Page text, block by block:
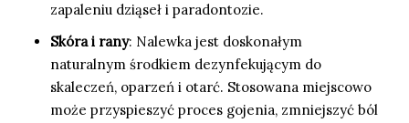
zapaleniu dziąseł i paradontozie.
Skóra i rany: Nalewka jest doskonałym
naturalnym środkiem dezynfekującym do
skaleczeń, oparzeń i otarć. Stosowana miejscowo
może przyspieszyć proces gojenia, zmniejszyć ból